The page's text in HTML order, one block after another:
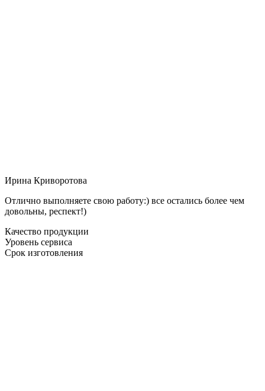
Ирина Криворотова
Отлично выполняете свою работу:) все остались более чем
довольны, респект!)
Качество продукции
Уровень сервиса
Срок изготовления